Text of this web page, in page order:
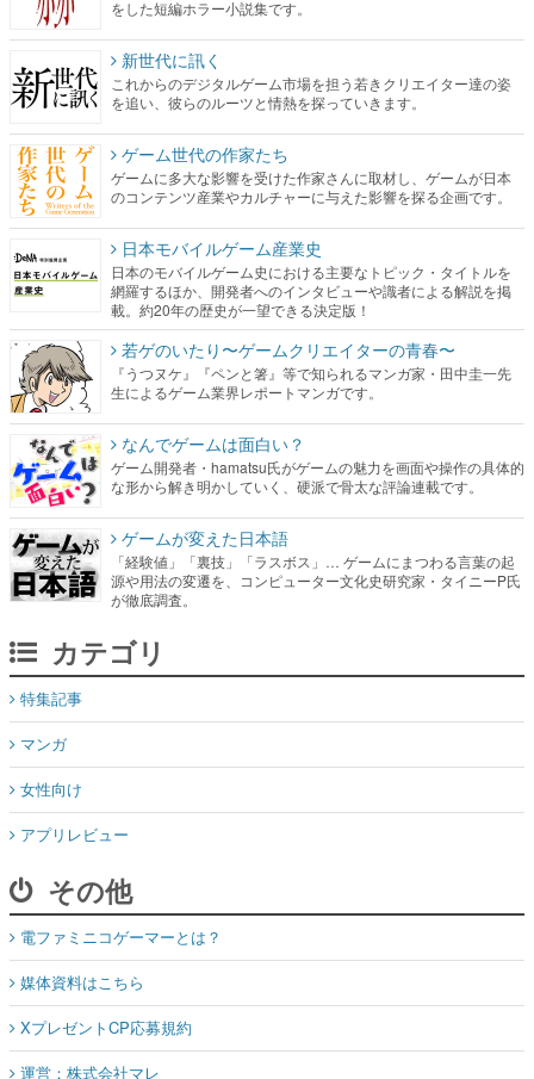
をした短編ホラー小説集です。
新世代に訊く
これからのデジタルゲーム市場を担う若きクリエイター達の姿
を追い、彼らのルーツと情熱を探っていきます。
ゲーム世代の作家たち
ゲームに多大な影響を受けた作家さんに取材し、ゲームが日本
のコンテンツ産業やカルチャーに与えた影響を探る企画です。
日本モバイルゲーム産業史
日本のモバイルゲーム史における主要なトピック・タイトルを
網羅するほか、開発者へのインタビューや識者による解説を掲
載。約20年の歴史が一望できる決定版！
若ゲのいたり〜ゲームクリエイターの青春〜
『うつヌケ』『ペンと箸』等で知られるマンガ家・田中圭一先
生によるゲーム業界レポートマンガです。
なんでゲームは面白い？
ゲーム開発者・hamatsu氏がゲームの魅力を画面や操作の具体的
な形から解き明かしていく、硬派で骨太な評論連載です。
ゲームが変えた日本語
「経験値」「裏技」「ラスボス」… ゲームにまつわる言葉の起
源や用法の変遷を、コンピューター文化史研究家・タイニーP氏
が徹底調査。
カテゴリ
特集記事
マンガ
女性向け
アプリレビュー
その他
電ファミニコゲーマーとは？
媒体資料はこちら
XプレゼントCP応募規約
運営：株式会社マレ